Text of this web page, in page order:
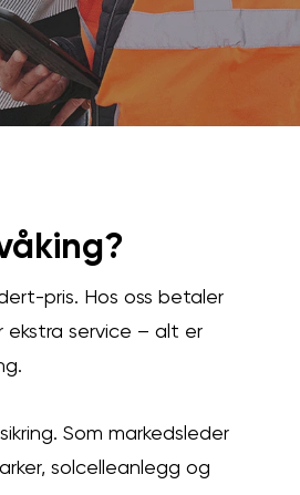
pris. Hos oss betaler
ekstra service – alt er
Som markedsleder
solcelleanlegg og